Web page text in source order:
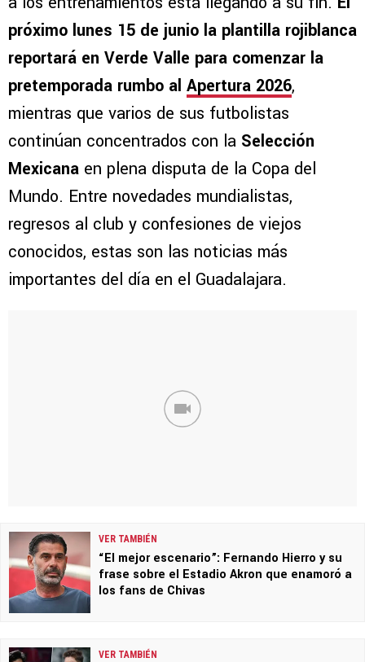
próximo lunes 15 de junio la plantilla rojiblanca
reportará en Verde Valle para comenzar la
pretemporada rumbo al Apertura 2026,
mientras que varios de sus futbolistas
continúan concentrados con la Selección
Mexicana en plena disputa de la Copa del
Mundo. Entre novedades mundialistas,
regresos al club y confesiones de viejos
conocidos, estas son las noticias más
importantes del día en el Guadalajara.
VER TAMBIÉN
“El mejor escenario”: Fernando Hierro y su
frase sobre el Estadio Akron que enamoró a
los fans de Chivas
VER TAMBIÉN